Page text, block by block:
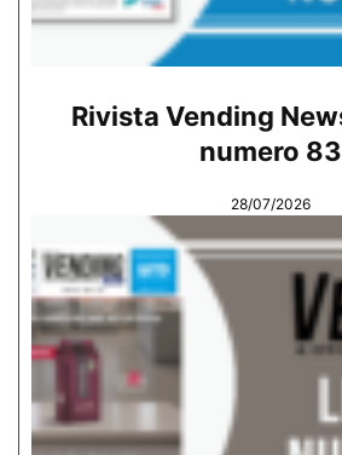
Rivista Vending
numero 83
28/07/2026